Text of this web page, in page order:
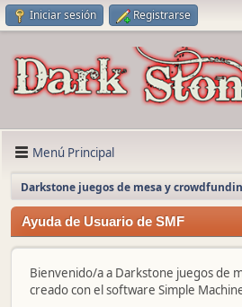
Iniciar sesión Registrarse
Menú Principal
Darkstone juegos de mesa y
Ayuda de Usuario de SMF
Bienvenido/a a Darkstone juegos de
creado con el software Simple